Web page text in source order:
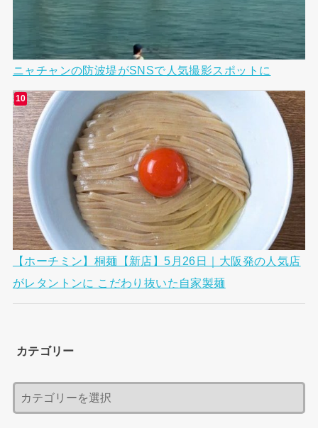
ニャチャンの防波堤がSNSで人気撮影スポットに
【ホーチミン】桐麺【新店】5月26日｜大阪発の人気店
がレタントンに こだわり抜いた自家製麺
カテゴリー